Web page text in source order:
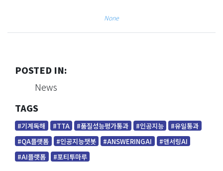
None
POSTED IN:
News
TAGS
#기계독해 #TTA #품질성능평가통과 #인공지능
#유일통과
#QA플랫폼
#인공지능챗봇 #ANSWERINGAI
#앤서링AI
#AI플랫폼
#포티투마루